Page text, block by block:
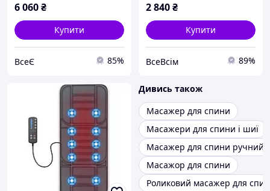
болю в мязах
6 060₴
Купити
ВсеЄ 85%
2 840₴
Купити
ВсеВсім 89%
Дивись також
Масажер для спини
Масажери для спини і шиї
Масажер для спини ручний
Масажор для спини
Роликовий масажер для